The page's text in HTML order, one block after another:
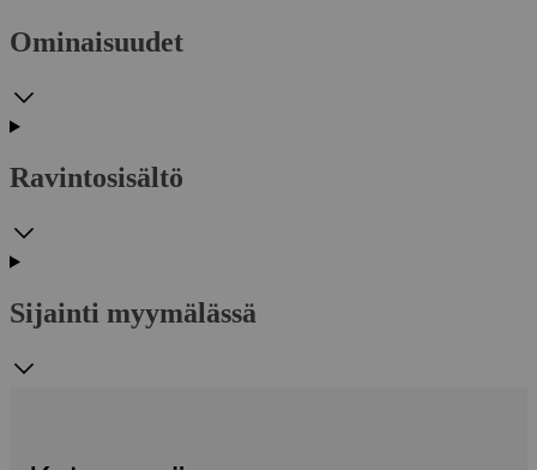
Ominaisuudet
Ravintosisältö
Sijainti myymälässä